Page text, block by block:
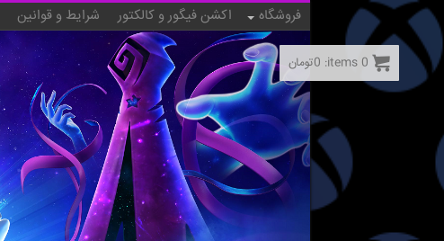
فروشگاه اکشن فیگور و کالکتور شرایط و قوانین
0
items:
0تومان